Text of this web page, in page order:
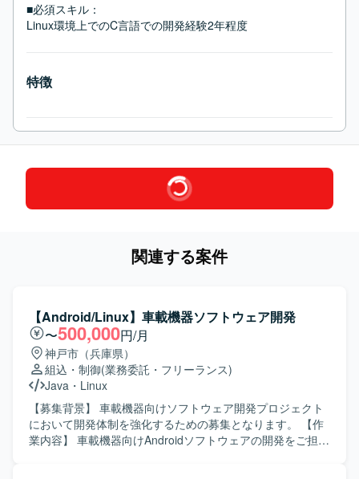
■必須スキル：
Linux環境上でのC言語での開発経験2年程度
特徴
関連する案件
【Android/Linux】車載機器ソフトウェア開発
〜500,000円/月
神戸市（兵庫県）
組込・制御(業務委託・フリーランス)
Java ・ Linux
【募集背景】 車載機器向けソフトウェア開発プロジェクト
において開発体制を強化するための募集となります。 【作
業内容】 車載機器向けAndroidソフトウェアの開発をご担当